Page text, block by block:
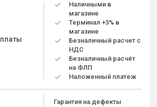
Наличными в
магазине
Терминал +3% в
магазине
Безналичный расчет с
НДС
Безналичный расчёт
на ФЛП
Наложенный платеж
Гарантия на дефекты